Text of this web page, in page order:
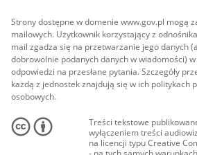
Strony dostępne w domenie www.gov.pl mogą
mailowych. Użytkownik korzystający z
mail zgadza się na przetwarzanie jego danych
dobrowolnie podanych danych w wiadomości) w
odpowiedzi na przesłane pytania. Szczegóły
każdą z jednostek znajdują się w ich politykach
osobowych.
Treści tekstowe
wyłączeniem treści
na licencji typu Creative